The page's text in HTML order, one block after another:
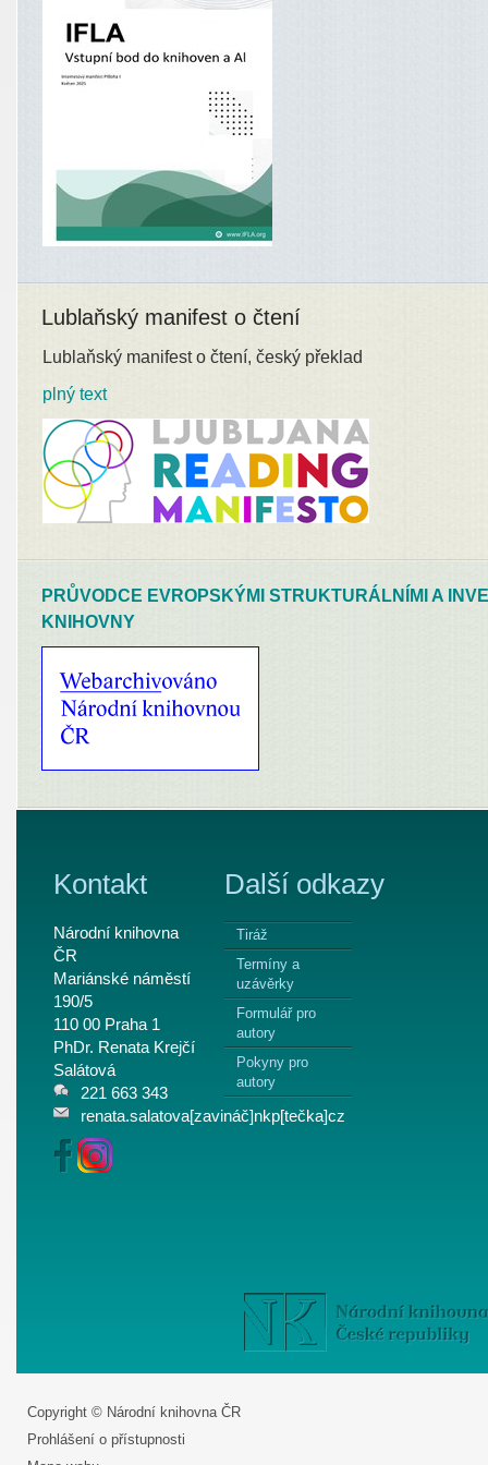
Lublaňský manifest o čtení
Lublaňský manifest o čtení, český překlad
plný text
PRŮVODCE EVROPSKÝMI STRUKTURÁLNÍMI A
KNIHOVNY
Kontakt
Národní knihovna
ČR
Mariánské náměstí
190/5
110 00 Praha 1
PhDr. Renata Krejčí
Salátová
221 663 343
renata.salatova[zavináč]nkp[tečka]cz
Další odkazy
Tiráž
Termíny a
uzávěrky
Formulář pro
autory
Pokyny pro
autory
Copyright © Národní knihovna ČR
Prohlášení o přístupnosti